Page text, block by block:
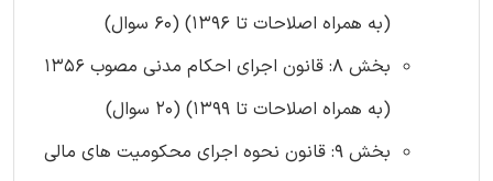
(به همراه اصلاحات تا 1396) (60 سوال)
بخش 8: قانون اجرای احکام مدنی مصوب 1356
(به همراه اصلاحات تا 1399) (20 سوال)
بخش 9: قانون نحوه اجرای محکومیت های مالی